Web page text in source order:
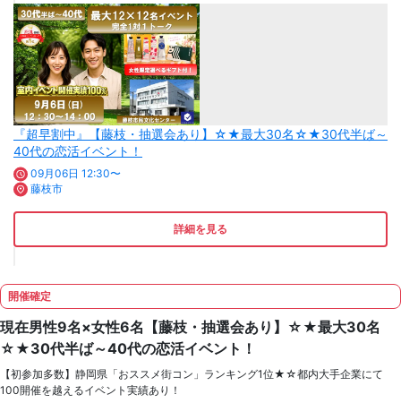
『超早割中』【藤枝・抽選会あり】☆★最大30名☆★30代半ば～
40代の恋活イベント！
09月06日 12:30〜
藤枝市
詳細を見る
開催確定
現在男性9名×女性6名【藤枝・抽選会あり】☆★最大30名
☆★30代半ば～40代の恋活イベント！
【初参加多数】静岡県「おススメ街コン」ランキング1位★☆都内大手企業にて
100開催を越えるイベント実績あり！